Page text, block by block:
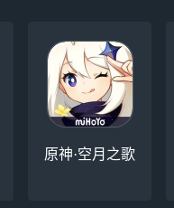
原神·空月之歌